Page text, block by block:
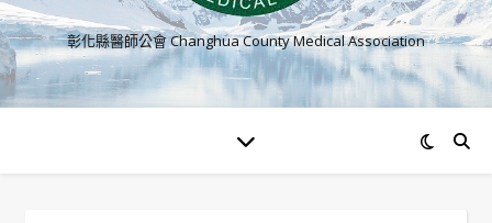
彰化縣醫師公會 Changhua County Medical Association